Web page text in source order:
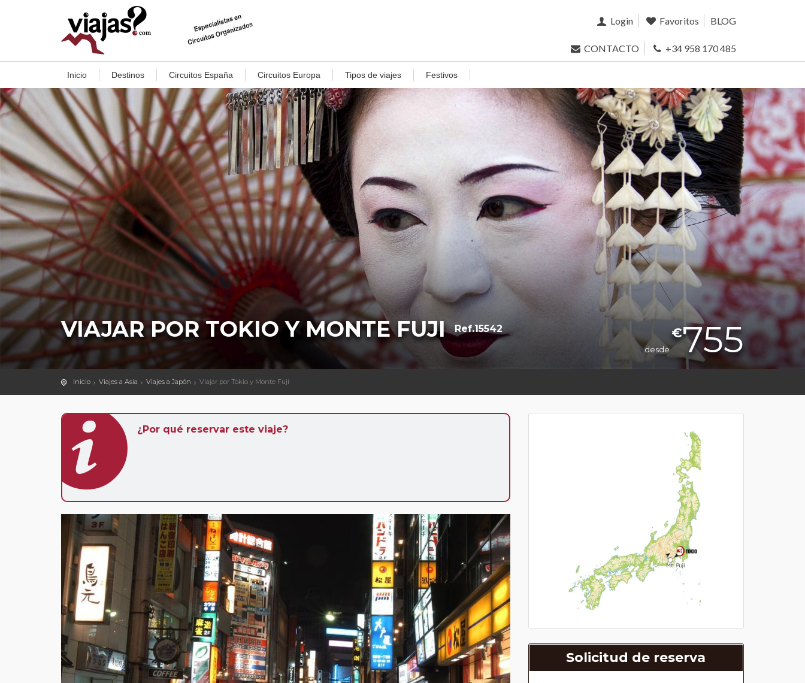
Login Favoritos BLOG
CONTACTO +34 958 170 485
Inicio Destinos Circuitos España Circuitos Europa Tipos de viajes Festivos
VIAJAR POR TOKIO Y MONTE FUJI Ref.15542
desde
€755
Inicio Viajes a Asia Viajes a Japón Viajar por Tokio y Monte Fuji
¿Por qué reservar este viaje?
Solicitud de reserva